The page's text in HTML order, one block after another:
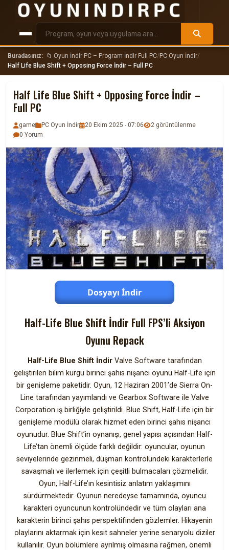
Buradasınız: 📁 Oyun İndir PC – Program İndir Full PC/PC Oyun İndir/
Half Life Blue Shift + Opposing Force İndir – Full PC
Half Life Blue Shift + Opposing Force İndir –
Full PC
game PC Oyun İndir 20 Ekim 2025 - 07:06
2 görüntülenme
0 Yorum
Dosyayı İndir
Half-Life Blue Shift İndir Full FPS’li Aksiyon
Oyunu Repack
Half-Life Blue Shift İndirValve Software tarafından
geliştirilen bilim kurgu birinci şahıs nişancı oyunu Half-Life için
bir genişleme paketidir. Oyun, 12 Haziran 2001’de Sierra On-
Line tarafından yayımlandı ve Gearbox Software ile Valve
Corporation iş birliğiyle geliştirildi. Blue Shift, Half-Life için bir
genişleme modülü olarak hizmet eden birinci şahıs nişancı
oyunudur. Blue Shift’in oynanışı, genel yapısı açısından Half-
Life’tan önemli ölçüde farklı değildir: oyuncular, oyunun
seviyelerinde gezinmeli, düşman kontrolündeki karakterlerle
savaşmalı ve ilerlemek için çeşitli bulmacaları çözmelidir.
Oyun, Half-Life’ın kesintisiz anlatım yaklaşımını
sürdürmektedir. Oyunun neredeyse tamamında, oyuncu
karakteri oyuncunun kontrolündedir ve tüm olayları ana
karakterin birinci şahıs perspektifinden gözlemler. Hikayenin
olaylarını aktarmak için kesit sahneler yerine senaryolu diziler
kullanılır. Oyun bölümlere ayrılmış olmasına rağmen, önemli